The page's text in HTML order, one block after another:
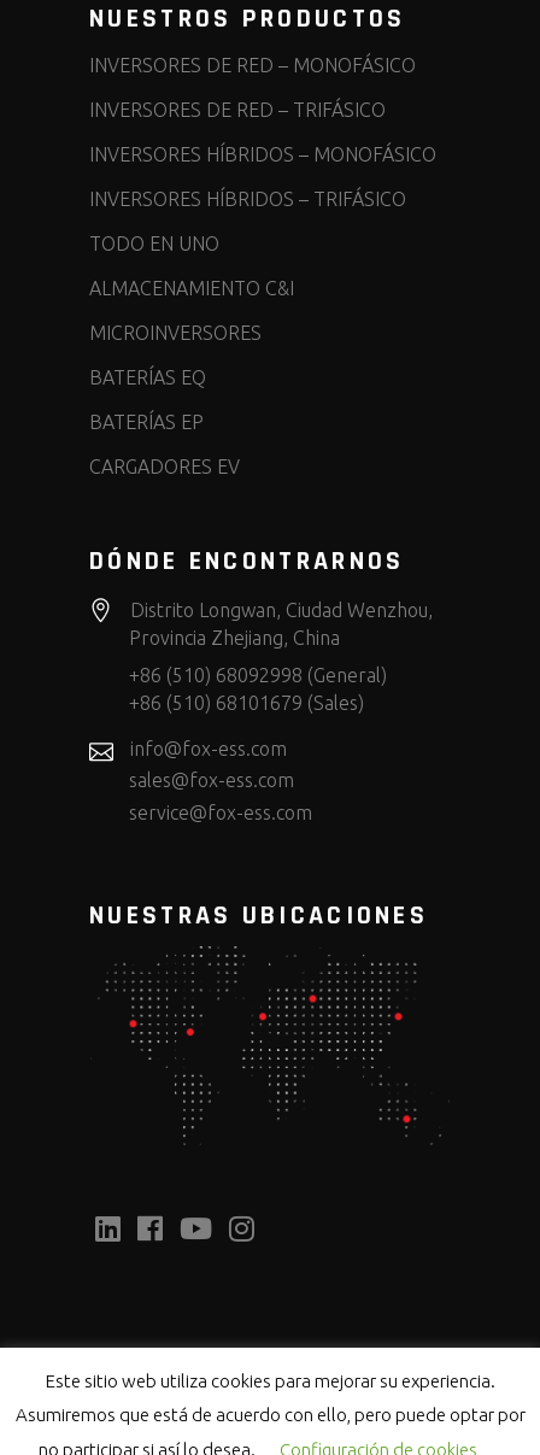
NUESTROS PRODUCTOS
INVERSORES DE RED – MONOFÁSICO
INVERSORES DE RED – TRIFÁSICO
INVERSORES HÍBRIDOS – MONOFÁSICO
INVERSORES HÍBRIDOS – TRIFÁSICO
TODO EN UNO
ALMACENAMIENTO C&I
MICROINVERSORES
BATERÍAS EQ
BATERÍAS EP
CARGADORES EV
DÓNDE ENCONTRARNOS
Distrito Longwan, Ciudad Wenzhou,
Provincia Zhejiang, China
+86 (510) 68092998 (General)
+86 (510) 68101679 (Sales)
info@fox-ess.com
sales@fox-ess.com
service@fox-ess.com
NUESTRAS UBICACIONES
COPYRIGHT 2021 ©FOXESS CO., LTD. | POLÍTICA DE
Este sitio web utiliza cookies para mejorar su experiencia.
Asumiremos que está de acuerdo con ello, pero puede optar por
no participar si así lo desea.
Configuración de cookies